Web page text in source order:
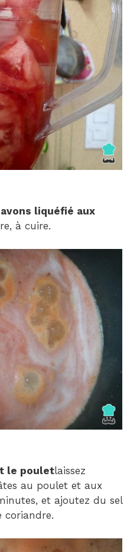
liquéfié aux
à cuire.
le pouletlaissez
au poulet et aux
et ajoutez du sel